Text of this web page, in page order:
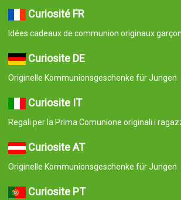
Curiosité FR
Idées cadeaux de communion originaux
Curiosite DE
Originelle Kommunionsgeschenke für Jungen
Curiosite IT
Regali per la Prima Comunione originali i
Curiosite AT
Originelle Kommunionsgeschenke für Jungen
Curiosite PT